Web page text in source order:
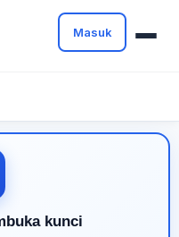
Masuk
kunci
kunci pencocokan